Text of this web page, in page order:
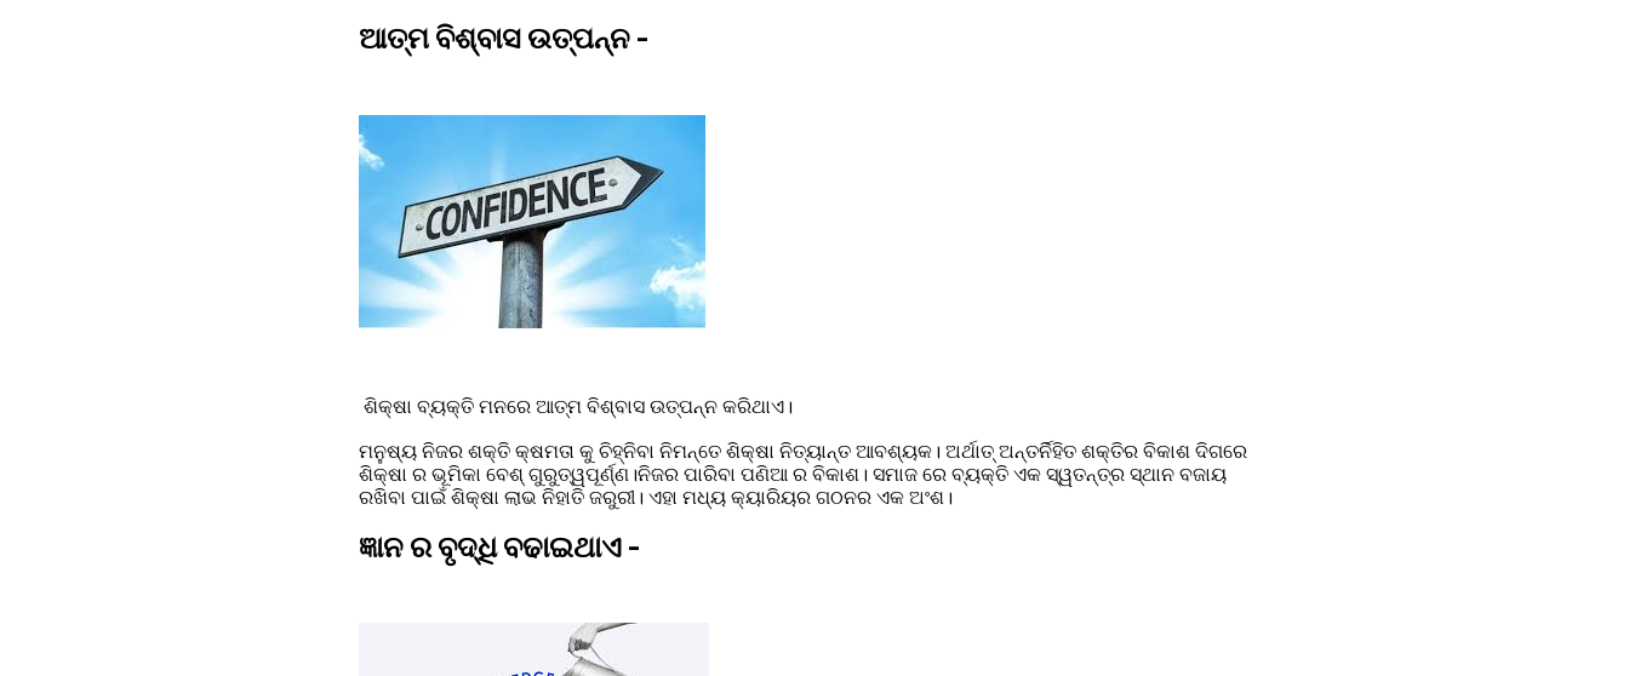
ଆତ୍ମ ବିଶ୍ବାସ ଉତ୍ପନ୍ନ -
ଶିକ୍ଷା ବ୍ୟକ୍ତି ମନରେ ଆତ୍ମ ବିଶ୍ବାସ ଉତ୍ପନ୍ନ କରିଥାଏ।
ମନୁଷ୍ୟ ନିଜର ଶକ୍ତି କ୍ଷମତା କୁ ଚିହ୍ନିବା ନିମନ୍ତେ ଶିକ୍ଷା ନିତ୍ୟାନ୍ତ ଆବଶ୍ୟକ। ଅର୍ଥାତ୍ ଅନ୍ତର୍ନିହିତ ଶକ୍ତିର ବିକାଶ ଦିଗରେ
ଶିକ୍ଷା ର ଭୂମିକା ବେଶ୍ ଗୁରୁତ୍ୱପୂର୍ଣ୍ଣ।ନିଜର ପାରିବା ପଣିଆ ର ବିକାଶ। ସମାଜ ରେ ବ୍ୟକ୍ତି ଏକ ସ୍ୱତନ୍ତ୍ର ସ୍ଥାନ ବଜାୟ
ରଖିବା ପାଇଁ ଶିକ୍ଷା ଲାଭ ନିହାତି ଜରୁରୀ। ଏହା ମଧ୍ୟ କ୍ୟାରିୟର ଗଠନର ଏକ ଅଂଶ।
ଜ୍ଞାନ ର ବୃଦ୍ଧି ବଢାଇଥାଏ -